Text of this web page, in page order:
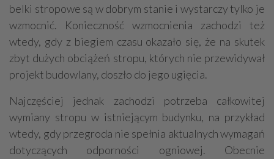
belki stropowe są w dobrym stanie i wystarczy tylko je
wzmocnić. Konieczność wzmocnienia zachodzi też
wtedy, gdy z biegiem czasu okazało się, że na skutek
zbyt dużych obciążeń stropu, których nie przewidywał
projekt budowlany, doszło do jego ugięcia.
Najczęściej jednak zachodzi potrzeba całkowitej
wymiany stropu w istniejącym budynku, na przykład
wtedy, gdy przegroda nie spełnia aktualnych wymagań
dotyczących odporności ogniowej. Obecnie